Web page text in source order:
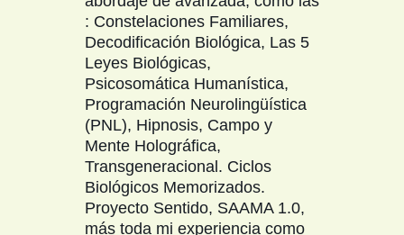
: Constelaciones Familiares,
Decodificación Biológica, Las 5
Leyes Biológicas,
Psicosomática Humanística,
Programación Neurolingüística
(PNL), Hipnosis, Campo y
Mente Holográfica,
Transgeneracional. Ciclos
Biológicos Memorizados.
Proyecto Sentido, SAAMA 1.0,
más toda mi experiencia como